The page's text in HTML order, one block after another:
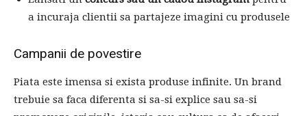
a incuraja clientii sa partajeze imagini cu produsele
Campanii de povestire
Piata este imensa si exista produse infinite. Un brand
trebuie sa faca diferenta si sa-si explice sau sa-si